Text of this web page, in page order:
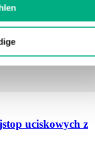
uciskowych z